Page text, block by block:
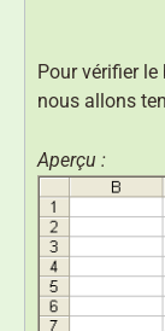
Pour vérifier
nous allons
Aperçu :